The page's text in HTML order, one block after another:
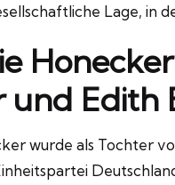
Lage, in
und Edith
wurde als Tochter